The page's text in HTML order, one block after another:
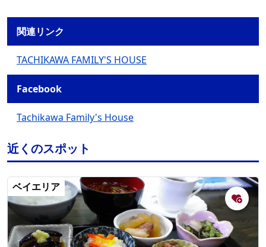
関連リンク
TACHIKAWA FAMILY'S HOUSE
Facebook
Tachikawa Family's House
近くのスポット
ベイエリア